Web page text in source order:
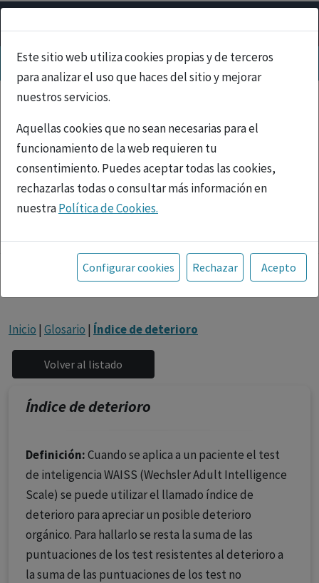
Este sitio web utiliza cookies propias y de terceros
para analizar el uso que haces del sitio y mejorar
nuestros servicios.
Aquellas cookies que no sean necesarias para el
funcionamiento de la web requieren tu
consentimiento. Puedes aceptar todas las cookies,
rechazarlas todas o consultar más información en
nuestraPolítica de Cookies.
Toda la información incluida en la Página Web está
referida a productos del mercado español y, por
tanto, dirigida a profesionales sanitarios legalmente
facultados para prescribir o dispensar medicamentos
con ejercicio profesional. La información técnica de los
fármacos se facilita a título meramente informativo,
siendo responsabilidad de los profesionales
facultados prescribir medicamentos y decidir, en cada
caso concreto, el tratamiento más adecuado a las
Configurar cookies Rechazar Acepto
Inicio | Glosario | Índice de deterioro
Índice de deterioro
Definición:Cuando se aplica a un paciente el test
de inteligencia WAISS (Wechsler Adult Intelligence
Scale) se puede utilizar el llamado índice de
deterioro para apreciar un posible deterioro
orgánico. Para hallarlo se resta la suma de las
puntuaciones de los test resistentes al deterioro a
la suma de las puntuaciones de los test no